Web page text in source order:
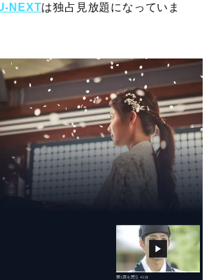
NEXTは独占見放題になっていま